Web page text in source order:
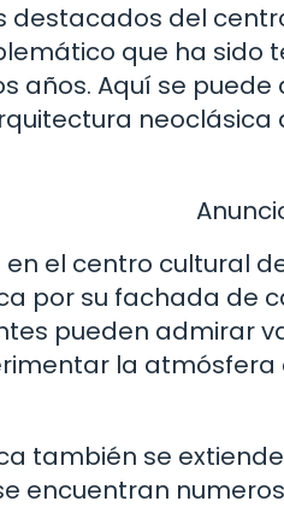
destacados del
que ha
años. Aquí se
el centro cultural
por su fachada de
pueden admirar
la
también se
encuentran